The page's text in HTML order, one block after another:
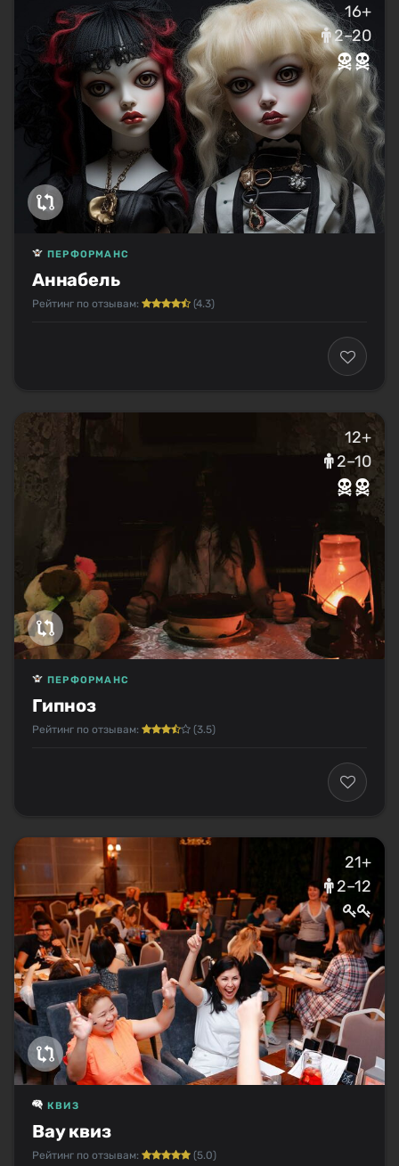
16+
2–20
Аннабель
ПЕРФОРМАНС
Рейтинг по отзывам: (4.3)
12+
2–10
Гипноз
ПЕРФОРМАНС
Рейтинг по отзывам: (3.5)
21+
2–12
Вау квиз
КВИЗ
Рейтинг по отзывам: (5.0)